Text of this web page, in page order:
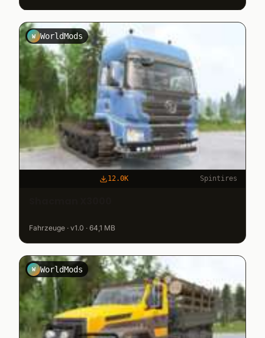
W WorldMods
12.0K Spintires
Fahrzeuge · v1.0 · 64,1 MB
W WorldMods